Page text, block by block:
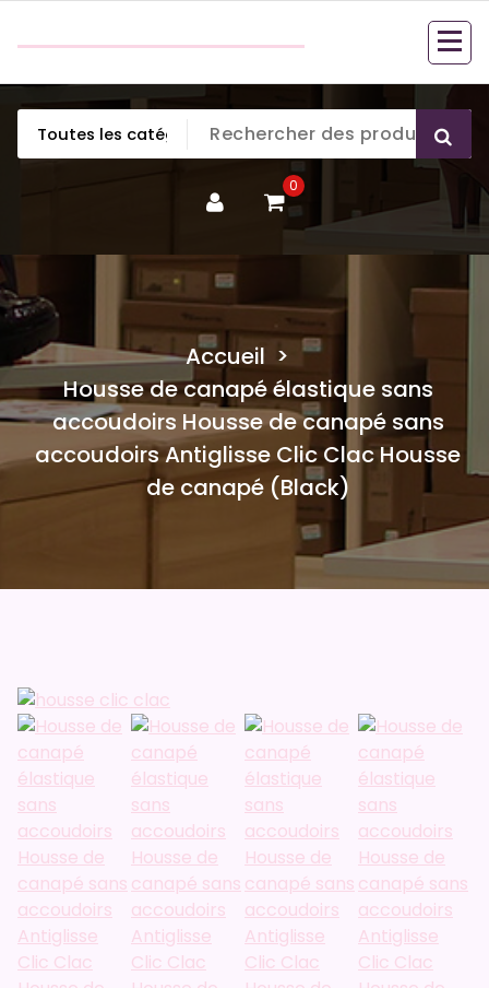
0
Accueil >
Housse de canapé élastique sans
accoudoirs Housse de canapé sans
accoudoirs Antiglisse Clic Clac Housse
de canapé (Black)